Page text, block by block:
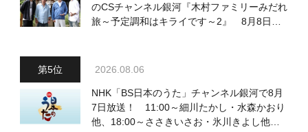
のCSチャンネル銀河『木村ファミリーみだれ
旅～予定調和はキライです～2』 8月8日
2026.08.06
NHK「BS日本のうた」チャンネル銀河で8月
7日放送！ 11:00～細川たかし・水森かおり
他、18:00～ささきいさお・氷川きよし他登